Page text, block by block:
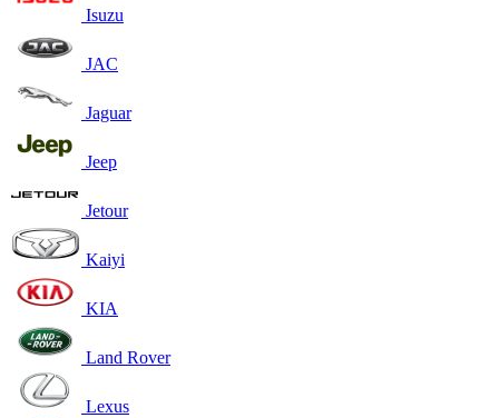
Isuzu
JAC
Jaguar
Jeep
Jetour
Kaiyi
KIA
Land Rover
Lexus